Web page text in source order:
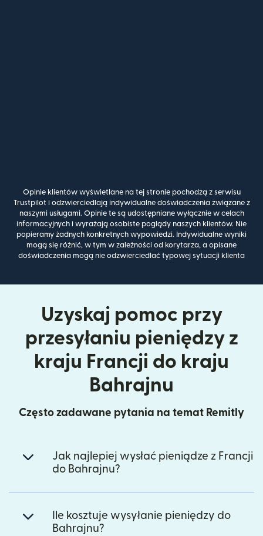
Opinie klientów wyświetlane na tej stronie pochodzą z serwisu
Trustpilot i odzwierciedlają indywidualne doświadczenia związane z
naszymi usługami. Opinie te są udostępniane wyłącznie w celach
informacyjnych i wyrażają osobiste poglądy naszych klientów. Nie
popieramy żadnych konkretnych wypowiedzi. Indywidualne wyniki
mogą się różnić, w tym w zależności od korytarza, a opisane
doświadczenia mogą nie odzwierciedlać typowej sytuacji klienta
Uzyskaj pomoc przy
przesyłaniu pieniędzy z
kraju Francji do kraju
Bahrajnu
Często zadawane pytania na temat Remitly
Jak najlepiej wysłać pieniądze z Francji
do Bahrajnu?
Ile kosztuje wysyłanie pieniędzy do
Bahrajnu?